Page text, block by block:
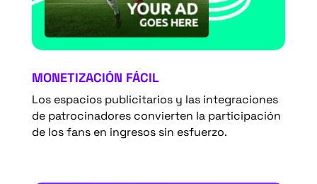
MONETIZACIÓN FÁCIL
Los espacios publicitarios y las integraciones
de patrocinadores convierten la participación
de los fans en ingresos sin esfuerzo.